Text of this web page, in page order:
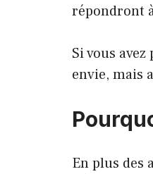
répondront
Si vous
envie, mais
En plus des